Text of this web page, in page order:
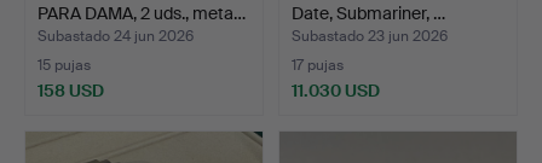
PARA DAMA, 2 uds., meta…
Subastado 24 jun 2026
15 pujas
158 USD
Date, Submariner, …
Subastado 23 jun 2026
17 pujas
11.030 USD